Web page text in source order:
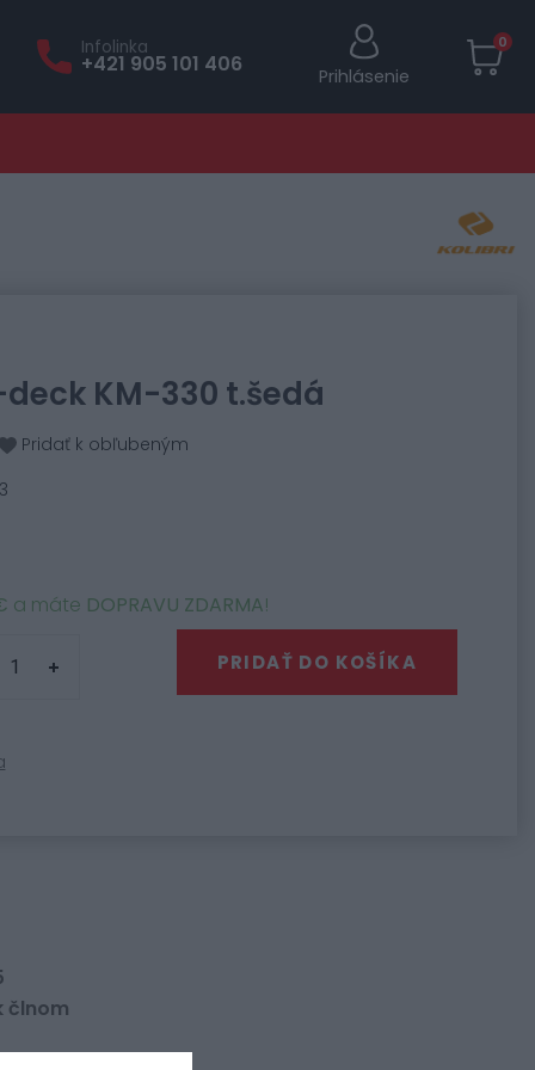
Infolinka
+421 905 101 406 Prihlásenie
0
KM-330 t.šedá
Pridať k obľubeným
a máte DOPRAVU ZDARMA!
PRIDAŤ DO KOŠÍKA
člnom